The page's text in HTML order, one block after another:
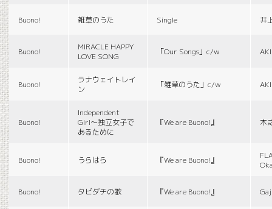
Buono! 雑草のうた Single 井
Buono!
MIRACLE HAPPY
LOVE SONG
「Our Songs」c/w
Buono!
ラナウェイトレイ
ン
「雑草のうた」c/w
Buono!
Independent
Girl〜独立女子で
あるために
『We are Buono!』 木
Buono! うらはら 『We are Buono!』
Buono! タビダチの歌 『We are Buono!』